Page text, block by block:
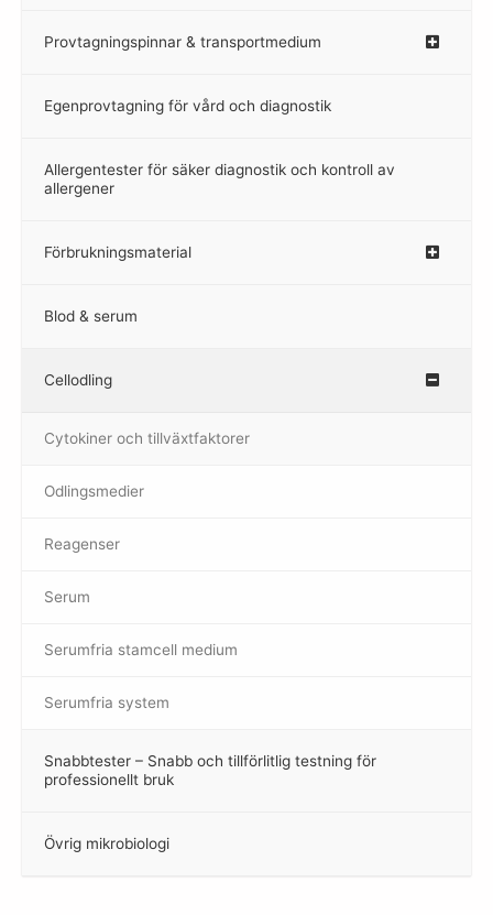
Provtagningspinnar & transportmedium
–
Egenprovtagning för vård och diagnostik
–
Allergentester för säker diagnostik och kontroll av
allergener
–
Förbrukningsmaterial
Blod & serum
Cellodling
–
Cytokiner och tillväxtfaktorer
Odlingsmedier
Reagenser
Serum
Serumfria stamcell medium
Serumfria system
Snabbtester – Snabb och tillförlitlig testning för
professionellt bruk
–
Övrig mikrobiologi
–